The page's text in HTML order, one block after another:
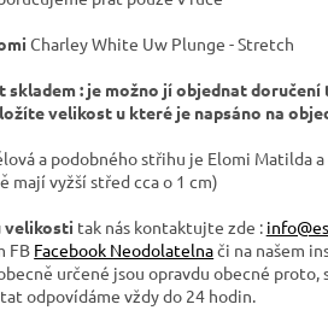
Charley White Uw Plunge - Stretch
: je možno jí objednat doručení
velikost u které je napsáno na
a podobného střihu je Elomi Matilda
mají vyžší střed cca o 1 cm)
velikosti tak nás kontaktujte zde :
FB Facebook Neodolatelnači na našem
určené jsou opravdu obecné proto,
odpovídáme vždy do 24 hodin.